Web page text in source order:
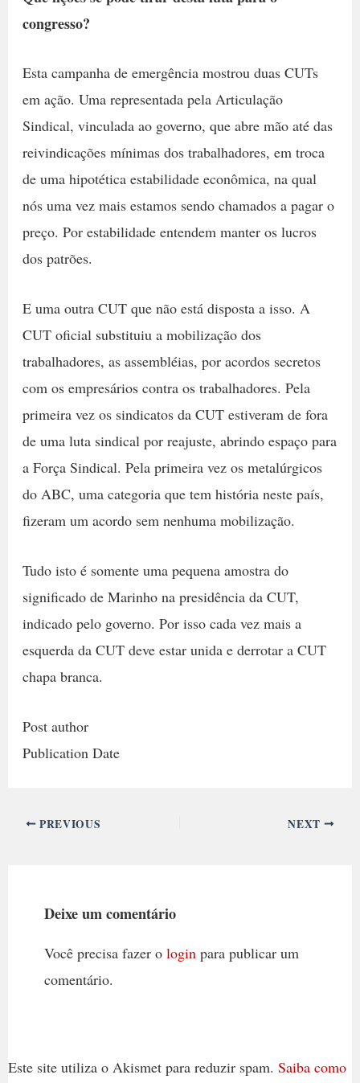
congresso?
Esta campanha de emergência mostrou duas CUTs
em ação. Uma representada pela Articulação
Sindical, vinculada ao governo, que abre mão até das
reivindicações mínimas dos trabalhadores, em troca
de uma hipotética estabilidade econômica, na qual
nós uma vez mais estamos sendo chamados a pagar o
preço. Por estabilidade entendem manter os lucros
dos patrões.
E uma outra CUT que não está disposta a isso. A
CUT oficial substituiu a mobilização dos
trabalhadores, as assembléias, por acordos secretos
com os empresários contra os trabalhadores. Pela
primeira vez os sindicatos da CUT estiveram de fora
de uma luta sindical por reajuste, abrindo espaço para
a Força Sindical. Pela primeira vez os metalúrgicos
do ABC, uma categoria que tem história neste país,
fizeram um acordo sem nenhuma mobilização.
Tudo isto é somente uma pequena amostra do
significado de Marinho na presidência da CUT,
indicado pelo governo. Por isso cada vez mais a
esquerda da CUT deve estar unida e derrotar a CUT
chapa branca.
Post author
Publication Date
PREVIOUS NEXT
Deixe um comentário
Você precisa fazer o loginpara publicar um
comentário.
Este site utiliza o Akismet para reduzir spam. Saiba como